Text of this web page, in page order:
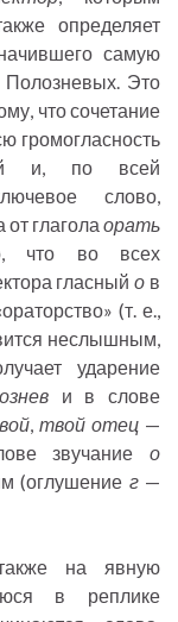
определяет
самую
Полозневых. Это
что сочетание
громогласность
и, по всей
слово,
глагола орать
что во всех
гласныйо в
(т. е.,
неслышным,
ударение
и в слове
,твой отец —
звучание о
(оглушение г—
на явную
в реплике